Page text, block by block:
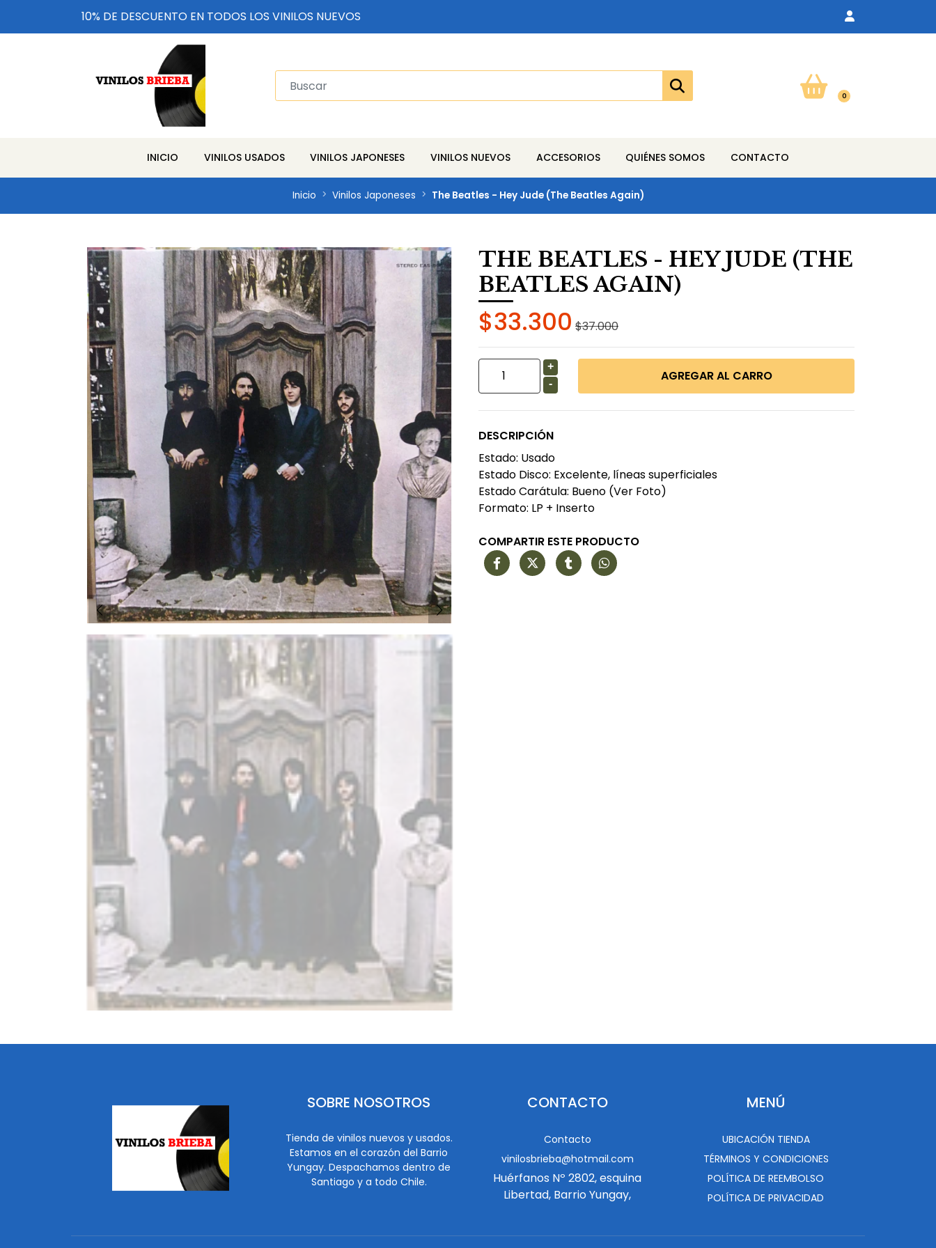
10% DE DESCUENTO EN TODOS LOS VINILOS NUEVOS
0
INICIO VINILOS USADOS VINILOS JAPONESES VINILOS NUEVOS ACCESORIOS QUIÉNES SOMOS CONTACTO
Inicio Vinilos Japoneses The Beatles - Hey Jude (The Beatles Again)
THE BEATLES - HEY JUDE (THE
BEATLES AGAIN)
$33.300 $37.000
+
-
DESCRIPCIÓN
Estado: Usado
Estado Disco: Excelente, líneas superficiales
Estado Carátula: Bueno (Ver Foto)
Formato: LP + Inserto
COMPARTIR ESTE PRODUCTO
SOBRE NOSOTROS
Tienda de vinilos nuevos y usados.
Estamos en el corazón del Barrio
Yungay. Despachamos dentro de
Santiago y a todo Chile.
CONTACTO
Contacto
vinilosbrieba@hotmail.com
Huérfanos Nº 2802, esquina
Libertad, Barrio Yungay,
MENÚ
UBICACIÓN TIENDA
TÉRMINOS Y CONDICIONES
POLÍTICA DE REEMBOLSO
POLÍTICA DE PRIVACIDAD